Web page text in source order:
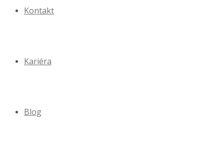
Kontakt
Kariéra
Blog